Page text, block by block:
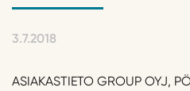
3.7.2018
ASIAKASTIETO GROUP OYJ,